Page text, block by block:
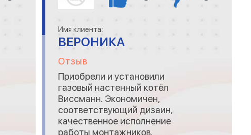
Имя клиента:
ВЕРОНИКА
Отзыв
Приобрели и установили
газовый настенный котёл
Виссманн. Экономичен,
соответствующий дизаин,
качественное исполнение
работы монтажников.